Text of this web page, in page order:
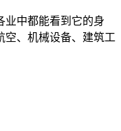
中都能看到它的身
空、机械设备、建筑工